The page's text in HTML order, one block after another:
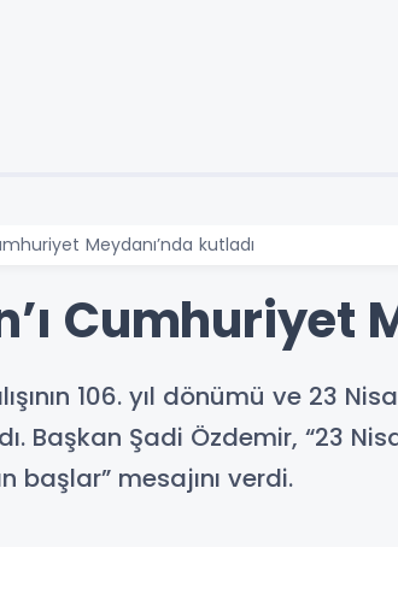
Meydanı’nda kutladı
Cumhuriyet
106. yıl dönümü ve 23
Başkan Şadi Özdemir, “23
mesajını verdi.